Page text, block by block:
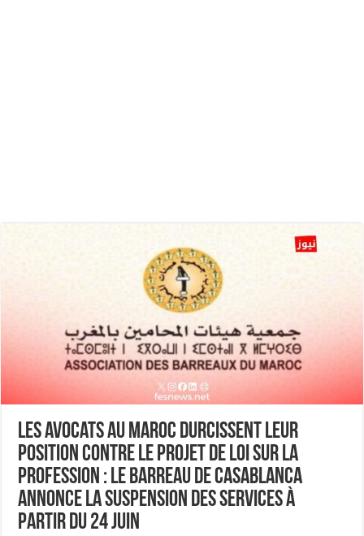
Les avocats au Maroc durcissent leur
position contre le projet de loi sur la
profession : le barreau de Casablanca
annonce la suspension des services à
partir du 24 juin